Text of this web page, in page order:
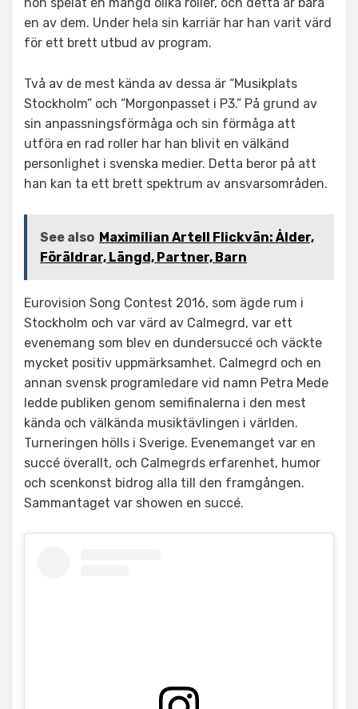
en av dem. Under hela sin karriär har han varit värd
för ett brett utbud av program.
Två av de mest kända av dessa är “Musikplats
Stockholm” och “Morgonpasset i P3.” På grund av
sin anpassningsförmåga och sin förmåga att
utföra en rad roller har han blivit en välkänd
personlighet i svenska medier. Detta beror på att
han kan ta ett brett spektrum av ansvarsområden.
See also Maximilian Artell Flickvän: Ålder,
Föräldrar, Längd, Partner, Barn
Eurovision Song Contest 2016, som ägde rum i
Stockholm och var värd av Calmegrd, var ett
evenemang som blev en dundersuccé och väckte
mycket positiv uppmärksamhet. Calmegrd och en
annan svensk programledare vid namn Petra Mede
ledde publiken genom semifinalerna i den mest
kända och välkända musiktävlingen i världen.
Turneringen hölls i Sverige. Evenemanget var en
succé överallt, och Calmegrds erfarenhet, humor
och scenkonst bidrog alla till den framgången.
Sammantaget var showen en succé.